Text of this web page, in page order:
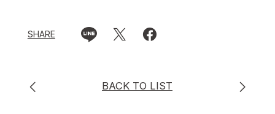
SHARE
BACK TO LIST